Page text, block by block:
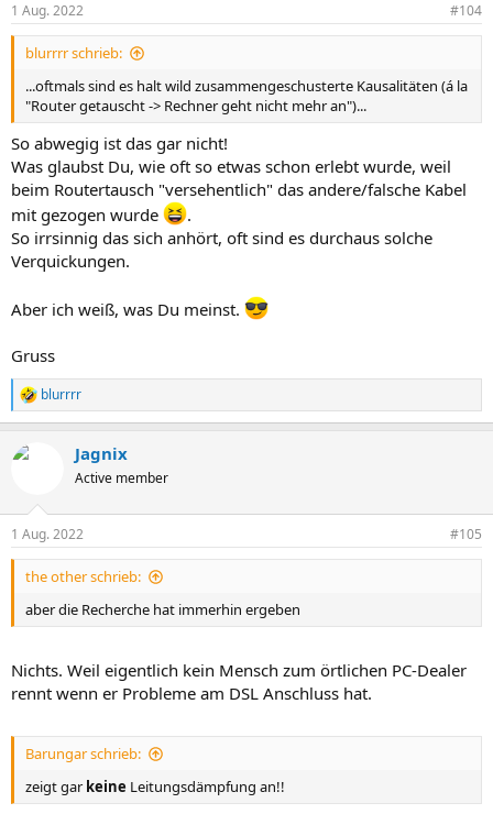
1 Aug. 2022 #104
blurrrr schrieb:
...oftmals sind es halt wild zusammengeschusterte Kausalitäten (á la
"Router getauscht -> Rechner geht nicht mehr an")...
So abwegig ist das gar nicht!
Was glaubst Du, wie oft so etwas schon erlebt wurde, weil
beim Routertausch "versehentlich" das andere/falsche Kabel
mit gezogen wurde
.
So irrsinnig das sich anhört, oft sind es durchaus solche
Verquickungen.
Aber ich weiß, was Du meinst.
Gruss
R
e
k
e
n
blurrrr
Jagnix
Active member
1 Aug. 2022 #105
the other schrieb:
aber die Recherche hat immerhin ergeben
Nichts. Weil eigentlich kein Mensch zum örtlichen PC-Dealer
rennt wenn er Probleme am DSL Anschluss hat.
Barungar schrieb:
zeigt gar keine Leitungsdämpfung an!!